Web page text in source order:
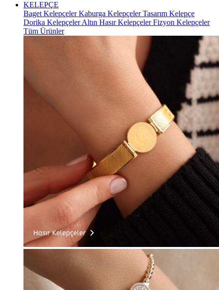
KELEPÇE
Baget KelepçelerKaburga KelepçelerTasarım Kelepçe
Dorika KelepçelerAltın Hasır KelepçelerFizyon Kelepçeler
Tüm Ürünler